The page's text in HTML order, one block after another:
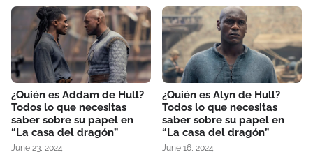
¿Quién es Addam de Hull?
Todos lo que necesitas
saber sobre su papel en
“La casa del dragón”
June 23, 2024
¿Quién es Alyn de Hull?
Todos lo que necesitas
saber sobre su papel en
“La casa del dragón”
June 16, 2024